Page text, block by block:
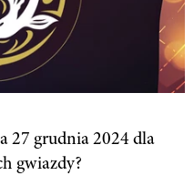
27 grudnia 2024 dla
gwiazdy?